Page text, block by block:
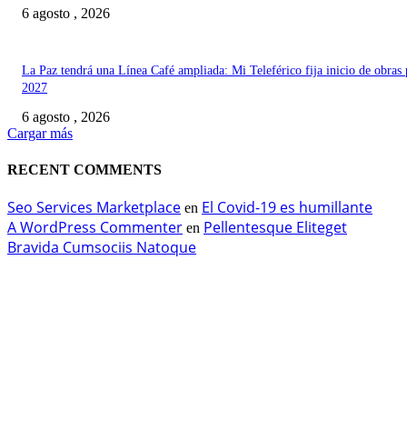
6 agosto , 2026
La Paz tendrá una Línea Café ampliada: Mi Teleférico fija inicio de obras
2027
6 agosto , 2026
Cargar más
RECENT COMMENTS
Seo Services Marketplace en El Covid-19 es humillante
A WordPress Commenter en Pellentesque Eliteget
Bravida Cumsociis Natoque